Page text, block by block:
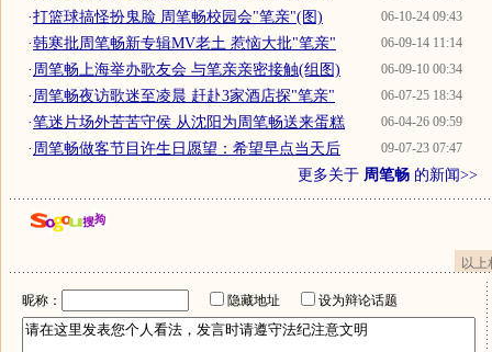
06-10-24 09:43
·打篮球搞怪扮鬼脸 周笔畅校园会"笔亲"(图)
06-09-14 11:14
·韩寒批周笔畅新专辑MV老土 惹恼大批"笔亲"
06-09-10 00:34
· 周笔畅上海举办歌友会 与笔亲亲密接触(组图)
06-07-25 18:34
· 周笔畅夜访歌迷至凌晨 赶赴3家酒店探"笔亲"
06-04-26 09:59
·笔迷片场外苦苦守侯 从沈阳为周笔畅送来蛋糕
09-07-23 07:47
· 周笔畅做客节目许生日愿望：希望早点当天后
更多关于 周笔畅 的新闻>>
以
昵称： 隐藏地址 设为辩论话题